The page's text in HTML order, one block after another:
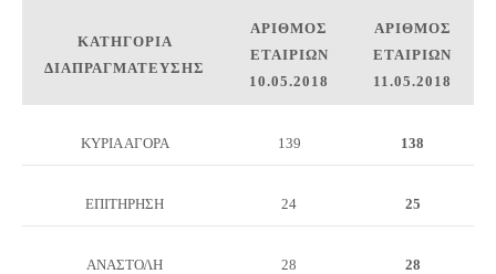
ΚΑΤΗΓΟΡΙΑ
ΔΙΑΠΡΑΓΜΑΤΕΥΣΗΣ
ΑΡΙΘΜΟΣ
ΕΤΑΙΡΙΩΝ
10.05.2018
ΑΡΙΘΜΟΣ
ΕΤΑΙΡΙΩΝ
11.05.2018
ΚΥΡΙΑ ΑΓΟΡΑ 139 138
ΕΠΙΤΗΡΗΣΗ 24 25
ΑΝΑΣΤΟΛΗ 28 28